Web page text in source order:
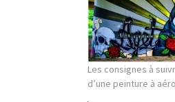
Les consignes à
d’une peinture à